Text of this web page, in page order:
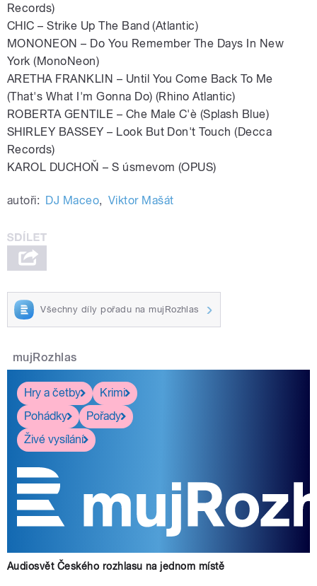
Records)
CHIC – Strike Up The Band (Atlantic)
MONONEON – Do You Remember The Days In New
York (MonoNeon)
ARETHA FRANKLIN – Until You Come Back To Me
(That's What I'm Gonna Do) (Rhino Atlantic)
ROBERTA GENTILE – Che Male C'è (Splash Blue)
SHIRLEY BASSEY – Look But Don't Touch (Decca
Records)
KAROL DUCHOŇ – S úsmevom (OPUS)
autoři: DJ Maceo, Viktor Mašát
Všechny díly pořadu na mujRozhlas
mujRozhlas
Hry a četby
Krimi
Pohádky
Pořady
Živé vysílání
Audiosvět Českého rozhlasu na jednom místě